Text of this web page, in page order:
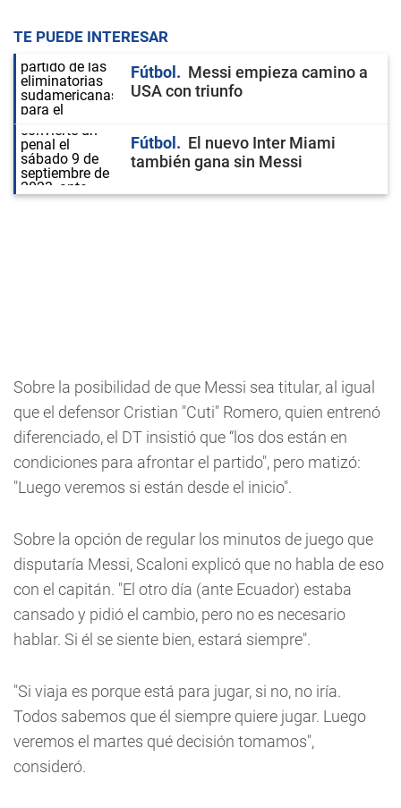
TE PUEDE INTERESAR
Fútbol
Messi empieza camino a
USA con triunfo
Fútbol
El nuevo Inter Miami
también gana sin Messi
Sobre la posibilidad de que Messi sea titular, al igual
que el defensor Cristian "Cuti" Romero, quien entrenó
diferenciado, el DT insistió que “los dos están en
condiciones para afrontar el partido", pero matizó:
"Luego veremos si están desde el inicio".
Sobre la opción de regular los minutos de juego que
disputaría Messi, Scaloni explicó que no habla de eso
con el capitán. "El otro día (ante Ecuador) estaba
cansado y pidió el cambio, pero no es necesario
hablar. Si él se siente bien, estará siempre".
"Si viaja es porque está para jugar, si no, no iría.
Todos sabemos que él siempre quiere jugar. Luego
veremos el martes qué decisión tomamos",
consideró.